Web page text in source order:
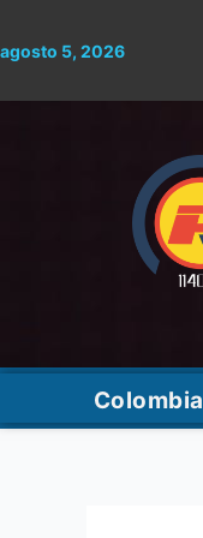
al
agosto 5, 2026
Colombia